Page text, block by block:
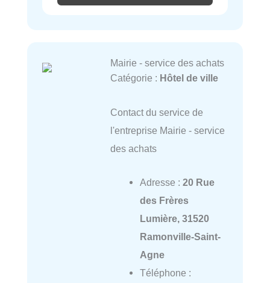
Mairie - service des achats
Catégorie : Hôtel de ville
Contact du service de
l'entreprise Mairie - service
des achats
Adresse : 20 Rue
des Frères
Lumière, 31520
Ramonville-Saint-
Agne
Téléphone :